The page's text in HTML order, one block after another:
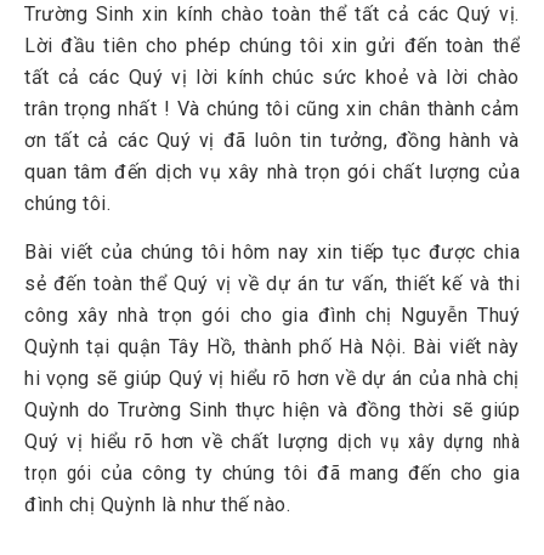
gia đình Chị Quỳnh
Lý do chị Nguyễn Thuý Quỳnh lựa chọn dịch vụ Xây nhà
trọn gói
3 Vì sao chị Quỳnh sử dụng dịch vụ xây nhà trọn gói của
Trường Sinh?
4 Trường Sinh chiếm trọn niềm tin từ chị Quỳnh
Quy trình xây nhà chị Quỳnh tại Tây Hồ
Thi công phần thô
5.2 Thi công hoàn thiện
6 Trường Sinh xây nhà cho khách như xây nhà cho chính
mình
7 Lựa chọn xây nhà trọn gói của Trường Sinh là lựa chọn của
sự Tận Tâm
Trường Sinh xin kính chào toàn thể tất cả các Quý vị.
Lời đầu tiên cho phép chúng tôi xin gửi đến toàn thể
tất cả các Quý vị lời kính chúc sức khoẻ và lời chào
trân trọng nhất ! Và chúng tôi cũng xin chân thành cảm
ơn tất cả các Quý vị đã luôn tin tưởng, đồng hành và
quan tâm đến dịch vụ xây nhà trọn gói chất lượng của
chúng tôi.
Bài viết của chúng tôi hôm nay xin tiếp tục được chia
sẻ đến toàn thể Quý vị về dự án tư vấn, thiết kế và thi
công xây nhà trọn gói cho gia đình chị Nguyễn Thuý
Quỳnh tại quận Tây Hồ, thành phố Hà Nội. Bài viết này
hi vọng sẽ giúp Quý vị hiểu rõ hơn về dự án của nhà chị
Quỳnh do Trường Sinh thực hiện và đồng thời sẽ giúp
Quý vị hiểu rõ hơn về chất lượng dịch vụ xây dựng nhà
trọn góicủa công ty chúng tôi đã mang đến cho gia
đình chị Quỳnh là như thế nào.